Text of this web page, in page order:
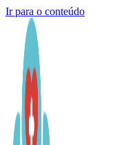
Ir para o conteúdo